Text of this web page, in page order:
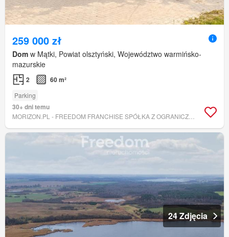
259 000 zł
Dom w Mątki, Powiat olsztyński, Województwo warmińsko-
mazurskie
2 60 m²
Parking
30+ dni temu
24 Zdjęcia